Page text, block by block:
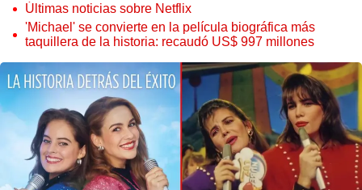
Últimas noticias sobre Netflix
'Michael' se convierte en la película biográfica más
taquillera de la historia: recaudó US$ 997 millones